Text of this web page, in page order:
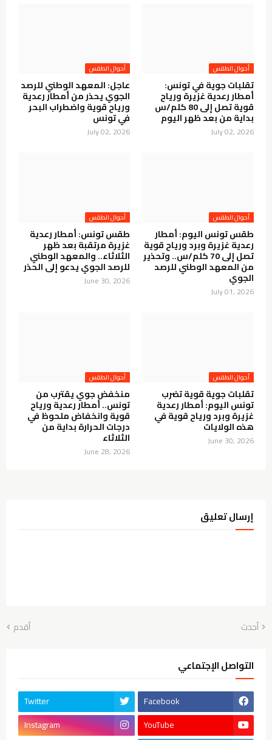
أحوال الطقس
تقلبات جوية في تونس:
أمطار رعدية غزيرة ورياح
قوية تصل إلى 80 كلم/س
بداية من بعد ظهر اليوم
July 02, 2026
أحوال الطقس
عاجل: المعهد الوطني للرصد
الجوي يحذر من أمطار رعدية
ورياح قوية واضطراب البحر
في تونس
July 02, 2026
أحوال الطقس
طقس تونس اليوم: أمطار
رعدية غزيرة وبرد ورياح قوية
تصل إلى 70 كلم/س.. وتحذير
من المعهد الوطني للرصد
الجوي
July 01, 2026
أحوال الطقس
طقس تونس: أمطار رعدية
غزيرة مرتقبة بعد ظهر
الثلاثاء.. والمعهد الوطني
للرصد الجوي يدعو إلى الحذر
June 30, 2026
أحوال الطقس
تقلبات جوية قوية تضرب
تونس اليوم: أمطار رعدية
غزيرة وبرد ورياح قوية في
هذه الولايات
June 30, 2026
أحوال الطقس
منخفض جوي يقترب من
تونس.. أمطار رعدية ورياح
قوية وانخفاض ملحوظ في
درجات الحرارة بداية من
الثلاثاء
June 28, 2026
إرسال تعليق
أحدث أقدم
التواصل الإجتماعي
Facebook
Twitter
YouTube
Instagram